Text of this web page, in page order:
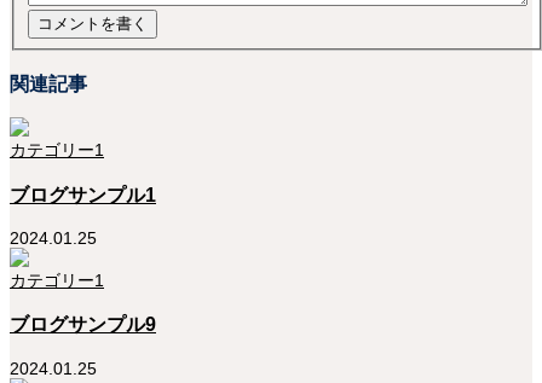
関連記事
カテゴリー1
ブログサンプル1
2024.01.25
カテゴリー1
ブログサンプル9
2024.01.25